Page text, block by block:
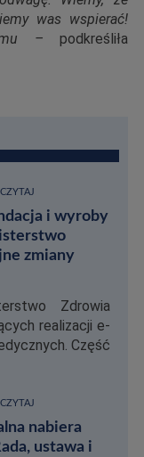
was wspierać!
– podkreśliła
CZYTAJ
i wyroby
zmiany
Zdrowia
realizacji e-
Część
CZYTAJ
nabiera
ustawa i